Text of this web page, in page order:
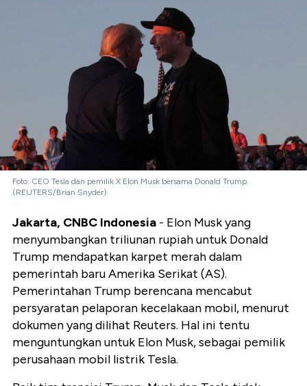
Foto: CEO Tesla dan pemilik X Elon Musk bersama Donald Trump.
(REUTERS/Brian Snyder)
Jakarta, CNBC Indonesia - Elon Musk yang
menyumbangkan triliunan rupiah untuk Donald
Trump mendapatkan karpet merah dalam
pemerintah baru Amerika Serikat (AS).
Pemerintahan Trump berencana mencabut
persyaratan pelaporan kecelakaan mobil, menurut
dokumen yang dilihat Reuters. Hal ini tentu
menguntungkan untuk Elon Musk, sebagai pemilik
perusahaan mobil listrik Tesla.